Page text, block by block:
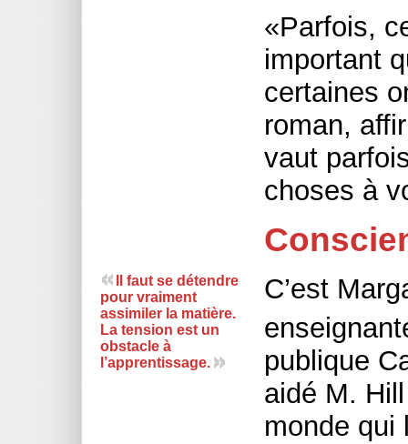
«Parfois,
important
certaines
roman,
vaut
choses à
Il faut se détendre
pour vraiment
assimiler la matière.
La tension est un
obstacle à
l’apprentissage.
C’est
publique
aidé M.
monde qui